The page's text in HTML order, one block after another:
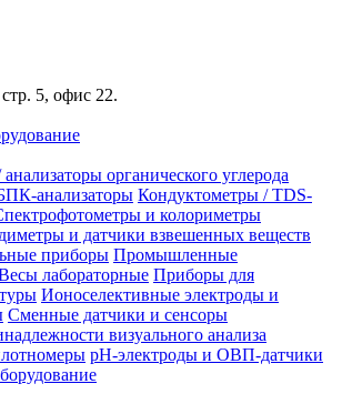
5, офис 22.
органического углерода
анализаторы Кондуктометры / TDS-
и колориметры
и датчики взвешенных веществ
приборы Промышленные
лабораторные Приборы для
Ионоселективные электроды и
Сменные датчики и сенсоры
визуального анализа
pH-электроды и ОВП-датчики